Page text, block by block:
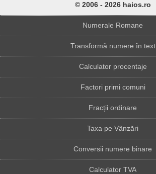
© 2006 - 2026 haios.ro
Numerale Romane
Transformă numere în text
Calculator procentaje
Factori primi comuni
Fracții ordinare
Taxa pe Vânzări
Conversii numere binare
Calculator TVA